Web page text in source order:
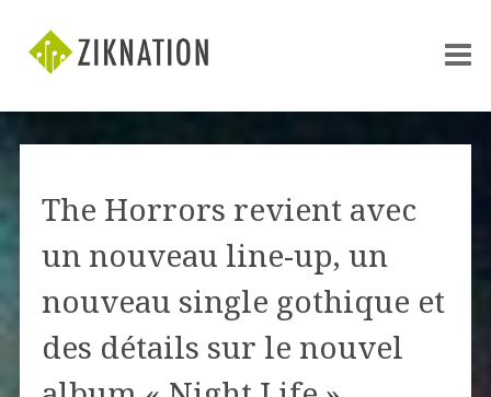
The Horrors revient avec
un nouveau line-up, un
nouveau single gothique et
des détails sur le nouvel